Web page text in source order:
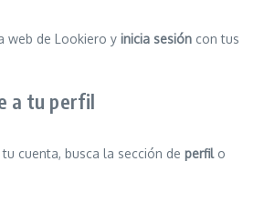
web de Lookiero y inicia sesión con tus
a tu perfil
cuenta, busca la sección de perfilo